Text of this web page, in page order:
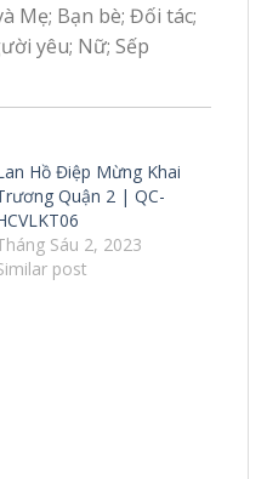
Mẹ; Bạn bè; Đối tác;
yêu; Nữ; Sếp
Hồ Điệp Mừng Khai
Quận 2 | QC-
Sáu 2, 2023
post